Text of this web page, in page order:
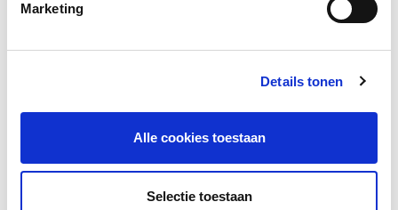
Marketing
Details tonen
Alle cookies toestaan
Selectie toestaan
LinkedIn